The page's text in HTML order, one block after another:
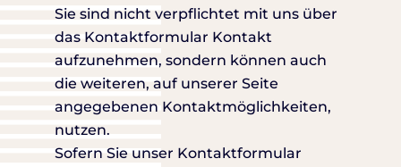
Sie sind nicht verpflichtet mit uns über
das Kontaktformular Kontakt
aufzunehmen, sondern können auch
die weiteren, auf unserer Seite
angegebenen Kontaktmöglichkeiten,
nutzen.
Sofern Sie unser Kontaktformular